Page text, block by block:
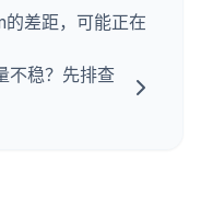
的差距，可能正在
不稳？先排查